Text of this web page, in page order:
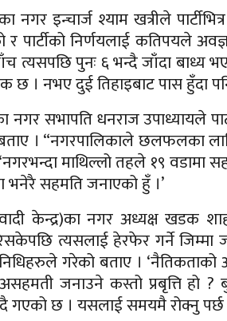
नगर इन्चार्ज श्याम खत्रीले
र पार्टीको निर्णयलाई कतिपयले
त्यसपछि पुनः ६ भन्दै जाँदा बाध्य
छ । नभए दुई तिहाइबाट पास हुँदा
नगर सभापति धनराज उपाध्यायले
। “नगरपालिकाले छलफलका
माथिल्लो तहले १९ वडामा
भनेरै सहमति जनाएको हुँ ।’
केन्द्र)का नगर अध्यक्ष खडक
त्यसलाई हेरफेर गर्ने
गरेको बताए । ‘नैतिकताको
जनाउने कस्तो प्रबृत्ति हो
हुँदै गएको छ । यसलाई समयमै रोक्नु पर्छ